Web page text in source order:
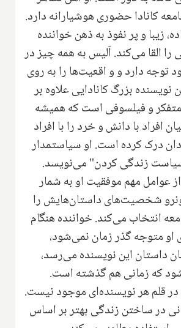
کانادا حضوری هوشیارانه ‌دارد.
زیبا و پر نفوذ به ذهن خواننده
القا می‌کند. آلیس به همه چیز در
توجه دارد و و اقعیت‌ها را به روی
نویسنده بزرگ کانادایی علاوه بر
و فیلسوفی است که همیشه
افراد با دانش و خرد را با افراد
درک کرده است. او سیاستمدار
زندگی کردن" می‌نویسد.
عوامل مهم موفقیت او به شمار
شخصیت‌های داستان‌هایش را
انتخاب می‌کند. خواننده هنگام
متوجه گذر زمان نمی‌شود،
داستان این نویسنده می‌رسد،
که زمانی هم گذشته است.
در قلم هر نویسنده‌ای موجود نیست‌.
در ساختن زندگی بهتر بر اساس